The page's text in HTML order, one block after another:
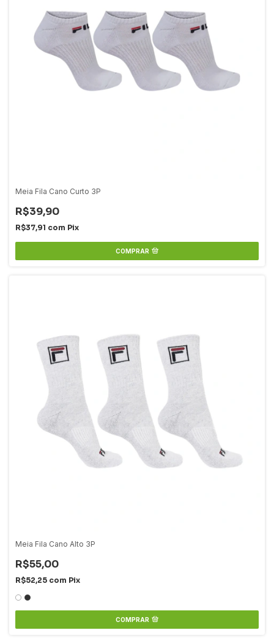
Meia Fila Cano Curto 3P
R$39,90
R$37,91 com Pix
COMPRAR
Meia Fila Cano Alto 3P
R$55,00
R$52,25 com Pix
COMPRAR